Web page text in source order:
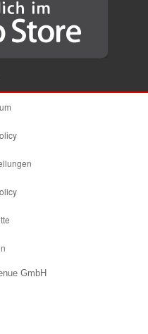
GmbH